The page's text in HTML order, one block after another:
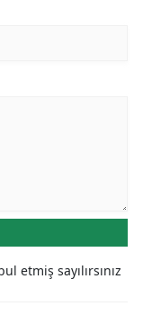
etmiş sayılırsınız